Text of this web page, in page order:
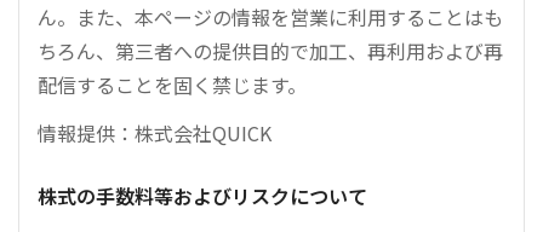
ん。また、本ページの情報を営業に利用することはも
ちろん、第三者への提供目的で加工、再利用および再
配信することを固く禁じます。
情報提供：株式会社QUICK
株式の手数料等およびリスクについて